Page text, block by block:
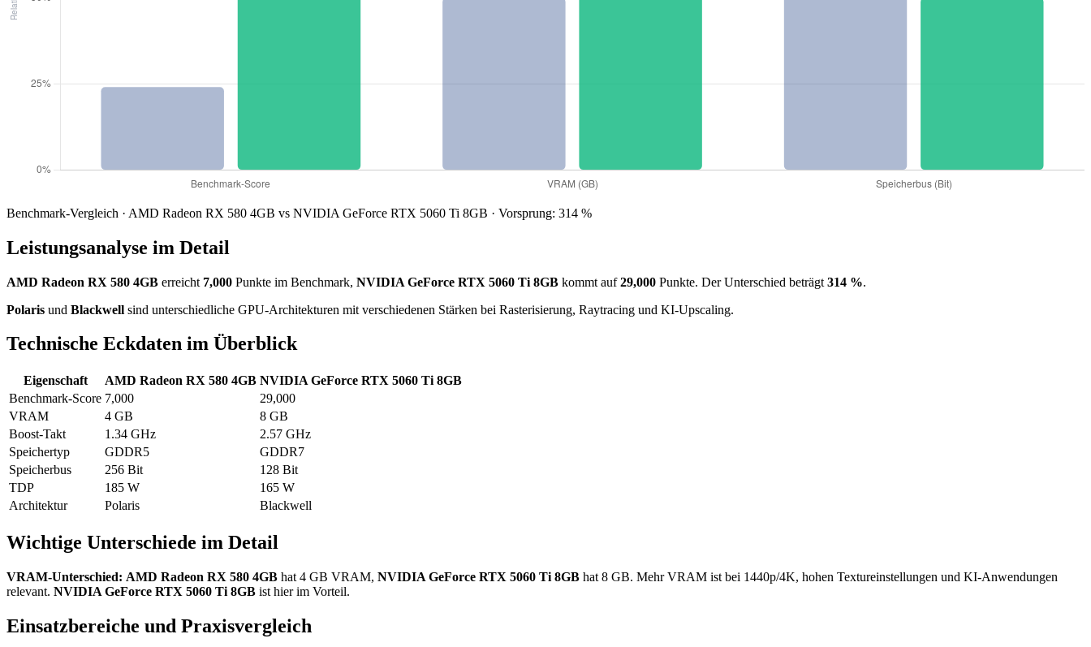
Benchmark-Vergleich · AMD Radeon RX 580 4GB vs NVIDIA GeForce RTX 5060 Ti 8GB · Vorsprung: 314 %
Leistungsanalyse im Detail
AMD Radeon RX 580 4GB erreicht 7,000 Punkte im Benchmark, NVIDIA GeForce RTX 5060 Ti 8GB kommt auf29,000 Punkte. Der Unterschied beträgt 314 %.
Polaris und Blackwell sind unterschiedliche GPU-Architekturen mit verschiedenen Stärken bei Rasterisierung, Raytracing und KI-Upscaling.
Technische Eckdaten im Überblick
Eigenschaft AMD Radeon RX 580 4GB NVIDIA GeForce RTX 5060 Ti 8GB
Benchmark-Score 7,000
29,000
VRAM
4 GB
8 GB
Boost-Takt
1.34 GHz
2.57 GHz
Speichertyp
GDDR5
GDDR7
Speicherbus
256 Bit
128 Bit
TDP
185 W
165 W
Architektur
Polaris Blackwell
Wichtige Unterschiede im Detail
VRAM-Unterschied: AMD Radeon RX 580 4GB hat 4 GB VRAM, NVIDIA GeForce RTX 5060 Ti 8GB hat 8 GB. Mehr VRAM ist bei 1440p/4K, hohen Textureinstellungen und KI-Anwendungen
relevant. NVIDIA GeForce RTX 5060 Ti 8GB ist hier im Vorteil.
Einsatzbereiche und Praxisvergleich